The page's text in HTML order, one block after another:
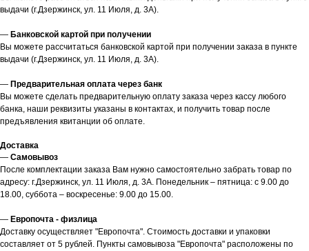
выдачи (г.Дзержинск, ул. 11 Июля, д. 3А).
— Банковской картой при получении
Вы можете рассчитаться банковской картой при получении заказа в пункте
выдачи (г.Дзержинск, ул. 11 Июля, д. 3А).
— Предварительная оплата через банк
Вы можете сделать предварительную оплату заказа через кассу любого
банка, наши реквизиты указаны в контактах, и получить товар после
предъявления квитанции об оплате.
Доставка
— Самовывоз
После комплектации заказа Вам нужно самостоятельно забрать товар по
адресу: г.Дзержинск, ул. 11 Июля, д. 3А. Понедельник – пятница: с 9.00 до
18.00, суббота – воскресенье: 9.00 до 15.00.
— Европочта - физлица
Доставку осуществляет "Европочта". Стоимость доставки и упаковки
составляет от 5 рублей. Пункты самовывоза "Европочта" расположены по